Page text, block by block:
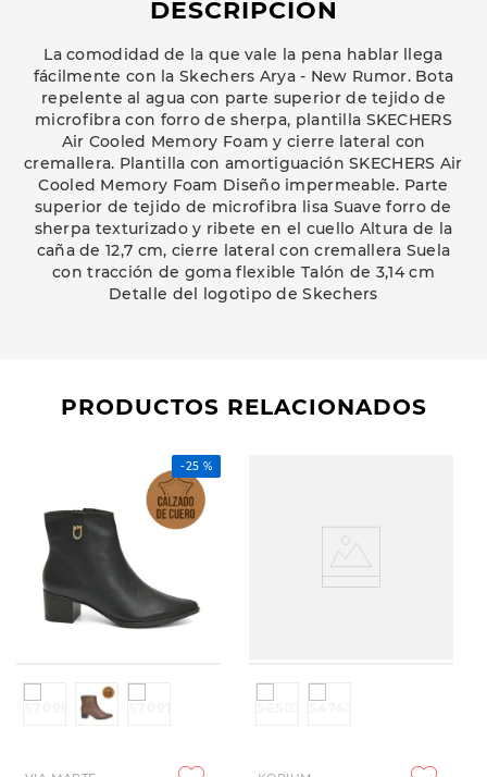
DESCRIPCIÓN
La comodidad de la que vale la pena hablar llega
fácilmente con la Skechers Arya - New Rumor. Bota
repelente al agua con parte superior de tejido de
microfibra con forro de sherpa, plantilla SKECHERS
Air Cooled Memory Foam y cierre lateral con
cremallera. Plantilla con amortiguación SKECHERS Air
Cooled Memory Foam Diseño impermeable. Parte
superior de tejido de microfibra lisa Suave forro de
sherpa texturizado y ribete en el cuello Altura de la
caña de 12,7 cm, cierre lateral con cremallera Suela
con tracción de goma flexible Talón de 3,14 cm
Detalle del logotipo de Skechers
PRODUCTOS RELACIONADOS
-25 %